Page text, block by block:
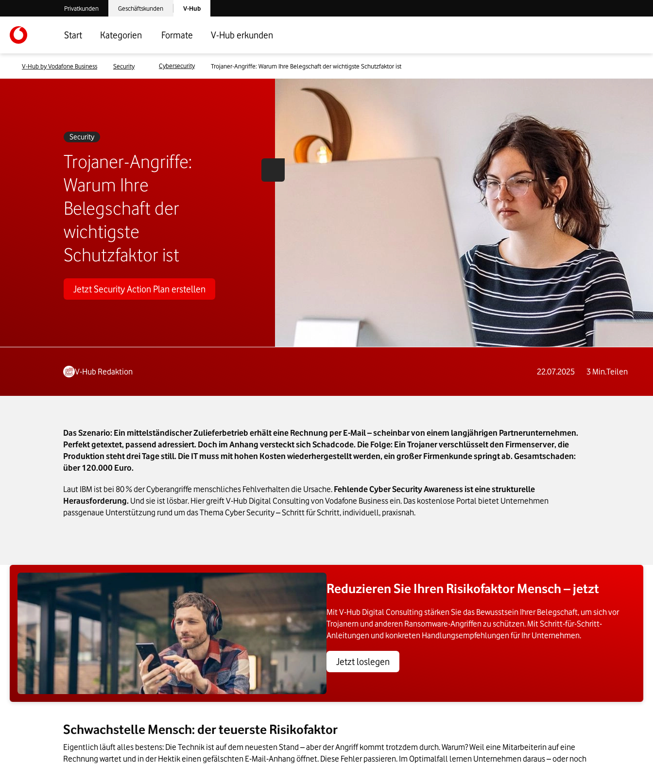
Verlassen der V-Hub Webseite: Zum Privatkundenbereich
Privatkunden Verlassen der V-Hub Webseite: Zum Geschäftskundenbereich
Geschäftskunden Laden der V-Hub Startseite
V-Hub
Start Kategorien Formate V-Hub erkunden
V-Hub by Vodafone Business Security Cybersecurity Trojaner-Angriffe: Warum Ihre Belegschaft der wichtigste Schutzfaktor ist
Security
Trojaner-Angriffe:
Warum Ihre
Belegschaft der
wichtigste
Schutzfaktor ist
Jetzt Security Action Plan erstellen
V-Hub Redaktion 22.07.2025 3 Min.Teilen
Das Szenario: Ein mittelständischer Zulieferbetrieb erhält eine Rechnung per E-Mail – scheinbar von einem langjährigen Partnerunternehmen.
Perfekt getextet, passend adressiert. Doch im Anhang versteckt sich Schadcode. Die Folge: Ein Trojaner verschlüsselt den Firmenserver, die
Produktion steht drei Tage still. Die IT muss mit hohen Kosten wiederhergestellt werden, ein großer Firmenkunde springt ab. Gesamtschaden:
über 120.000 Euro.
Laut IBM ist bei 80 % der Cyberangriffe menschliches Fehlverhalten die Ursache. Fehlende Cyber Security Awareness ist eine strukturelle
Herausforderung. Und sie ist lösbar. Hier greift V-Hub Digital Consulting von Vodafone Business ein. Das kostenlose Portal bietet Unternehmen
passgenaue Unterstützung rund um das Thema Cyber Security – Schritt für Schritt, individuell, praxisnah.
Reduzieren Sie Ihren Risikofaktor Mensch – jetzt
Mit V-Hub Digital Consulting stärken Sie das Bewusstsein Ihrer Belegschaft, um sich vor
Trojanern und anderen Ransomware-Angriffen zu schützen. Mit Schritt-für-Schritt-
Anleitungen und konkreten Handlungsempfehlungen für Ihr Unternehmen.
Jetzt loslegen
Schwachstelle Mensch: der teuerste Risikofaktor
Eigentlich läuft alles bestens: Die Technik ist auf dem neuesten Stand – aber der Angriff kommt trotzdem durch. Warum? Weil eine Mitarbeiterin auf eine
Rechnung wartet und in der Hektik einen gefälschten E-Mail-Anhang öffnet. Diese Fehler passieren. Im Optimalfall lernen Unternehmen daraus – oder noch